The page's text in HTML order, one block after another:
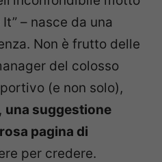
– nasce da una
Non è frutto delle
del colosso
(e non solo),
una suggestione
pagina di
per credere.